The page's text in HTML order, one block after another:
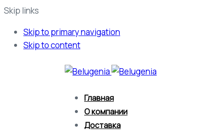
Skip links
Skip to primary navigation
Skip to content
Главная
О компании
Доставка